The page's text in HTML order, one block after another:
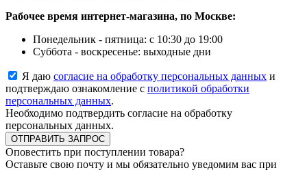
Рабочее время интернет-магазина, по Москве:
Понедельник - пятница: с 10:30 до 19:00
Суббота - воскресенье: выходные дни
Я даю согласие на обработку персональных данных и
подтверждаю ознакомление с политикой обработки
персональных данных.
Необходимо подтвердить согласие на обработку
персональных данных.
ОТПРАВИТЬ ЗАПРОС
Оповестить при поступлении товара?
Оставьте свою почту и мы обязательно уведомим вас при